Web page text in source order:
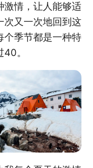
激情，让人能够适
次又一次地回到这
个季节都是一种特
。